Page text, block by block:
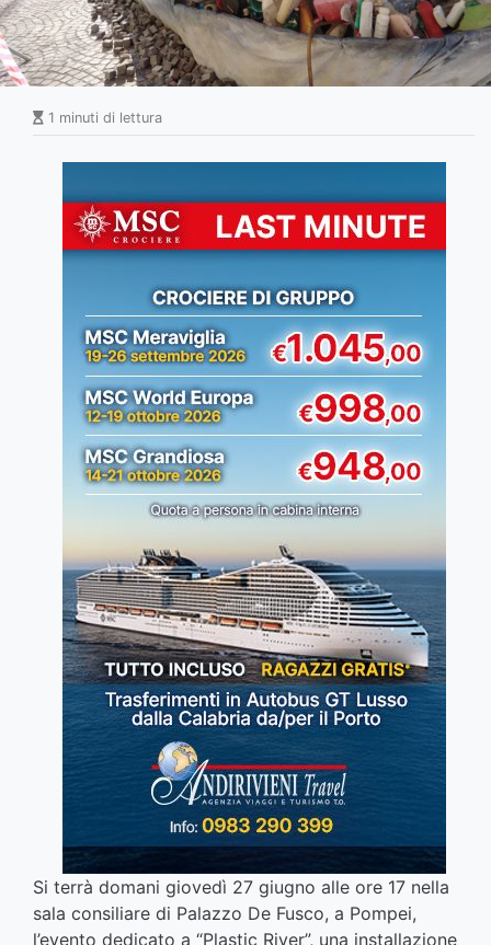
1 minuti di lettura
Si terrà domani giovedì 27 giugno alle ore 17 nella
sala consiliare di Palazzo De Fusco, a Pompei,
l’evento dedicato a “Plastic River”, una installazione